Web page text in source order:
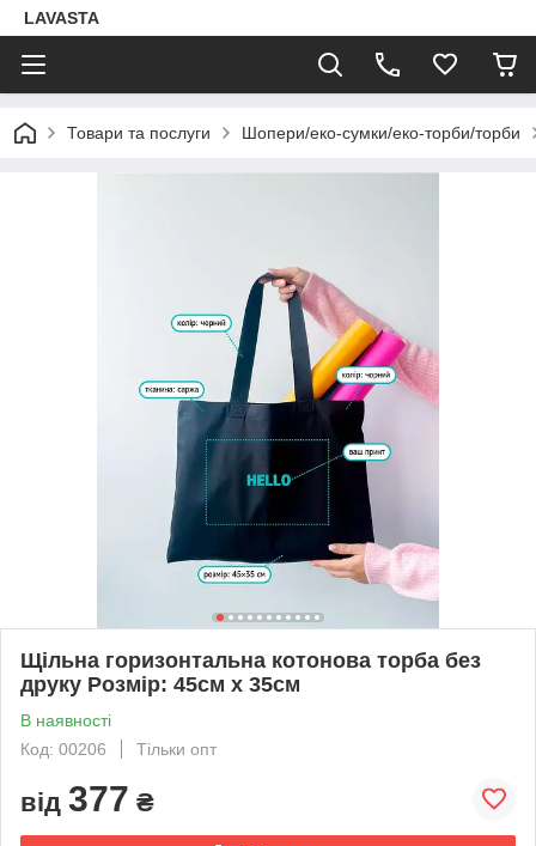
LAVASTA
Товари та послуги Шопери/еко-сумки/еко-торби/торби
Щільна горизонтальна котонова торба без
друку Розмір: 45cм х 35см
В наявності
Код: 00206
Тільки опт
від 377 ₴